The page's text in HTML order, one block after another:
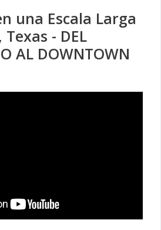
una Escala Larga
- DEL
AL DOWNTOWN